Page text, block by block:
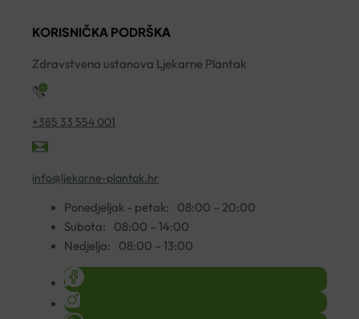
količina
KORISNIČKA PODRŠKA
Zdravstvena ustanova Ljekarne Plantak
+385 33 554 001
info@ljekarne-plantak.hr
Ponedjeljak - petak:
08:00 – 20:00
Subota:
08:00 – 14:00
Nedjelja:
08:00 – 13:00